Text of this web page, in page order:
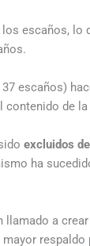
escaños,
escaños)
de la
excluidos
ha
a